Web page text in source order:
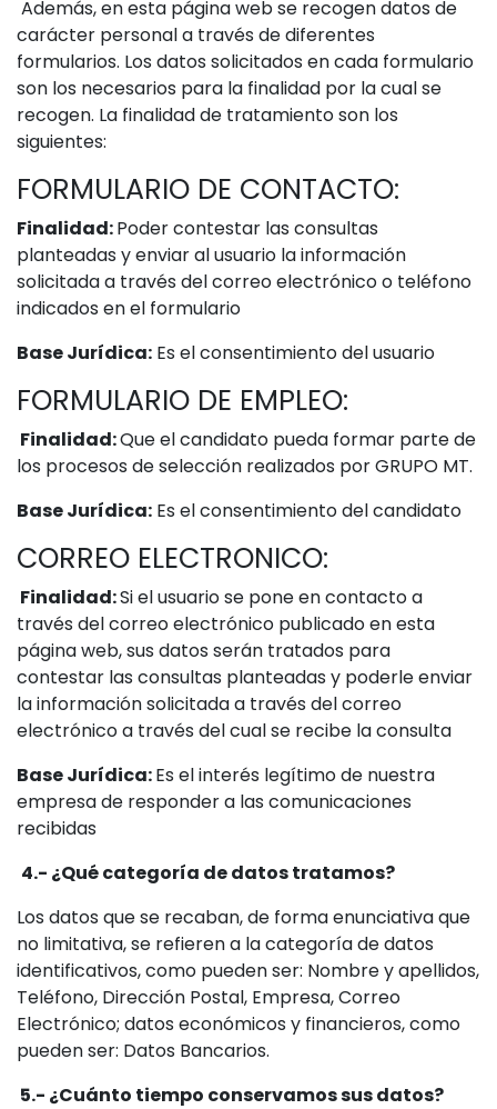
Además, en esta página web se recogen datos de
carácter personal a través de diferentes
formularios. Los datos solicitados en cada formulario
son los necesarios para la finalidad por la cual se
recogen. La finalidad de tratamiento son los
siguientes:
FORMULARIO DE CONTACTO:
Finalidad:Poder contestar las consultas
planteadas y enviar al usuario la información
solicitada a través del correo electrónico o teléfono
indicados en el formulario
Base Jurídica: Es el consentimiento del usuario
FORMULARIO DE EMPLEO:
Finalidad:Que el candidato pueda formar parte de
los procesos de selección realizados por GRUPO MT.
Base Jurídica: Es el consentimiento del candidato
CORREO ELECTRONICO:
Finalidad:Si el usuario se pone en contacto a
través del correo electrónico publicado en esta
página web, sus datos serán tratados para
contestar las consultas planteadas y poderle enviar
la información solicitada a través del correo
electrónico a través del cual se recibe la consulta
Base Jurídica:Es el interés legítimo de nuestra
empresa de responder a las comunicaciones
recibidas
4.- ¿Qué categoría de datos tratamos?
Los datos que se recaban, de forma enunciativa que
no limitativa, se refieren a la categoría de datos
identificativos, como pueden ser: Nombre y apellidos,
Teléfono, Dirección Postal, Empresa, Correo
Electrónico; datos económicos y financieros, como
pueden ser: Datos Bancarios.
5.- ¿Cuánto tiempo conservamos sus datos?